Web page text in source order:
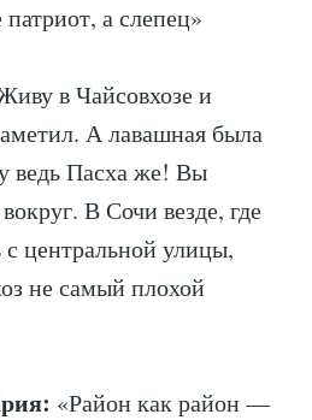
а слепец»
в Чайсовхозе и
А лавашная была
ведь Пасха же! Вы
В Сочи везде, где
центральной улицы,
не самый плохой
«Район как район —